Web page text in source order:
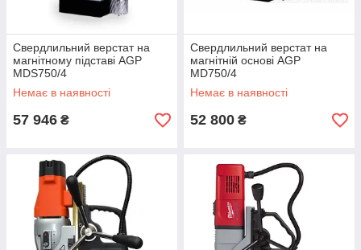
Свердлильний верстат на
магнітному підставі AGP
MDS750/4
Немає в наявності
57 946 ₴
Свердлильний верстат на
магнітній основі AGP
MD750/4
Немає в наявності
52 800 ₴